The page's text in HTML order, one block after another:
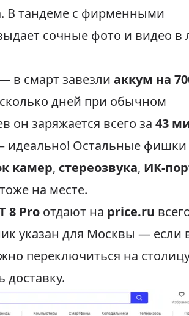
В тандеме с фирменными
сочные фото и видео
в смарт завезли аккум на
дней при обычном
он заряжается всего за 43
идеально! Остальные фишки
камер, стереозвука, ИК-
тоже на месте.
8 Pro отдают на price.ru
указан для Москвы — если
переключиться на